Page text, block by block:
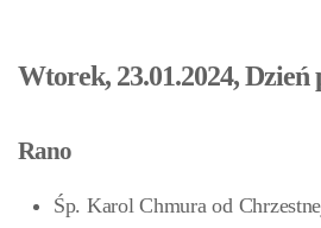
Wtorek, 23.01.2024, Dzień
Rano
Śp. Karol Chmura od